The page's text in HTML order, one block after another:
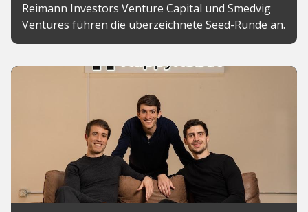
Reimann Investors Venture Capital und Smedvig
Ventures führen die überzeichnete Seed-Runde an.